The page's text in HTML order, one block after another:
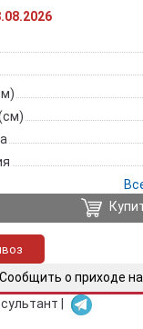
Сообщить о приходе
|